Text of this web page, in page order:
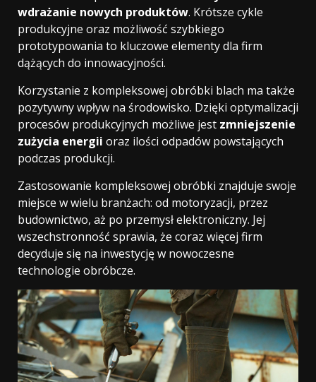
wdrażanie nowych produktów. Krótsze cykle
produkcyjne oraz możliwość szybkiego
prototypowania to kluczowe elementy dla firm
dążących do innowacyjności.
Korzystanie z kompleksowej obróbki blach ma także
pozytywny wpływ na środowisko. Dzięki optymalizacji
procesów produkcyjnych możliwe jest zmniejszenie
zużycia energii oraz ilości odpadów powstających
podczas produkcji.
Zastosowanie kompleksowej obróbki znajduje swoje
miejsce w wielu branżach: od motoryzacji, przez
budownictwo, aż po przemysł elektroniczny. Jej
wszechstronność sprawia, że coraz więcej firm
decyduje się na inwestycję w nowoczesne
technologie obróbcze.